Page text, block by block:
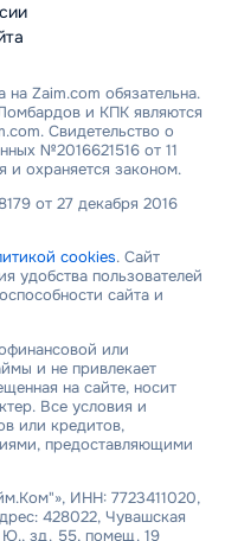
Zaim.com обязательна.
и КПК являются
Свидетельство о
№2016621516 от 11
и охраняется законом.
от 27 декабря 2016
cookies. Сайт
удобства пользователей
сайта и
или
и не привлекает
на сайте, носит
Все условия и
или кредитов,
предоставляющими
ИНН: 7723411020,
428022, Чувашская
Ю., зд. 55, помещ. 19